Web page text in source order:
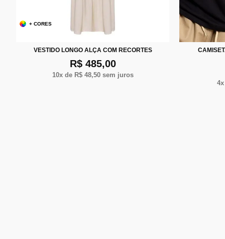
+ CORES
VESTIDO LONGO ALÇA COM RECORTES
R$ 485,00
10x de R$ 48,50sem juros
4
P